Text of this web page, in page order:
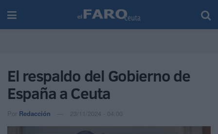
El respaldo del Gobierno de
España a Ceuta
Por Redacción 23/11/2024 - 04:00